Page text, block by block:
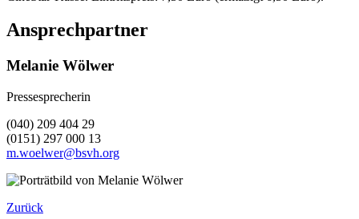
Ansprechpartner
Melanie Wölwer
Pressesprecherin
(040) 209 404 29
(0151) 297 000 13
m.woelwer@bsvh.org
Zurück